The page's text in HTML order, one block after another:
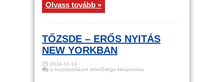
Olvass tovább »
TŐZSDE – ERŐS NYITÁS
NEW YORKBAN
2014-10-14
Tőzsde
a hozzászólások lehetősége kikapcsolva